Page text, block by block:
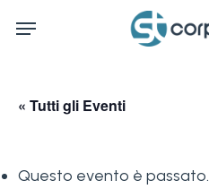
Menu
« Tutti gli Eventi
Questo evento è passato.